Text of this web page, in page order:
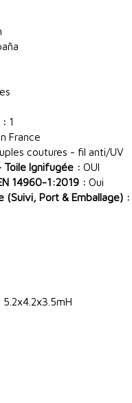
: 1
France
coutures - fil anti/UV
Ignifugée : OUI
14960-1:2019 : Oui
(Suivi, Port & Emballage) :